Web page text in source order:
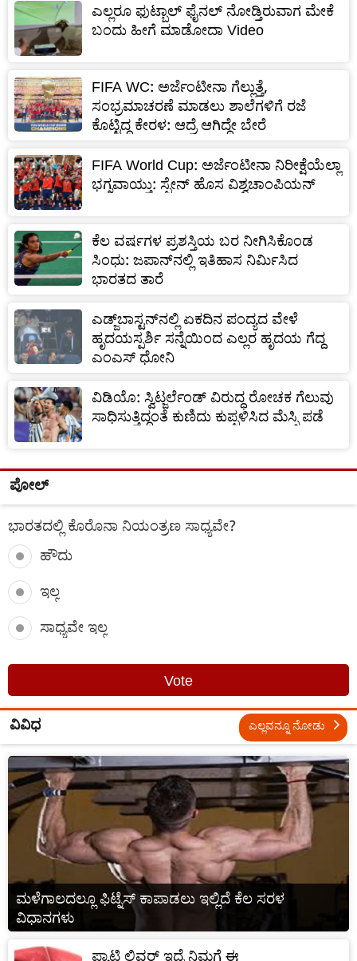
ಎಲ್ಲರೂ ಫುಟ್ಬಾಲ್ ಫೈನಲ್ ನೋಡ್ತಿರುವಾಗ ಮೇಕೆ
ಬಂದು ಹೀಗೆ ಮಾಡೋದಾ Video
FIFA WC: ಅರ್ಜೆಂಟೀನಾ ಗೆಲ್ಲುತ್ತೆ,
ಸಂಭ್ರಮಾಚರಣೆ ಮಾಡಲು ಶಾಲೆಗಳಿಗೆ ರಜೆ
ಕೊಟ್ಟಿದ್ದ ಕೇರಳ: ಆದ್ರೆ ಆಗಿದ್ದೇ ಬೇರೆ
FIFA World Cup: ಅರ್ಜೆಂಟೀನಾ ನಿರೀಕ್ಷೆಯೆಲ್ಲಾ
ಭಗ್ನವಾಯ್ತು: ಸ್ಪೇನ್ ಹೊಸ ವಿಶ್ವಚಾಂಪಿಯನ್
ಕೆಲ ವರ್ಷಗಳ ಪ್ರಶಸ್ತಿಯ ಬರ ನೀಗಿಸಿಕೊಂಡ
ಸಿಂಧು: ಜಪಾನ್‌ನಲ್ಲಿ ಇತಿಹಾಸ ನಿರ್ಮಿಸಿದ
ಭಾರತದ ತಾರೆ
ಎಡ್ಜ್‌ಬಾಸ್ಟನ್‌ನಲ್ಲಿ ಏಕದಿನ ಪಂದ್ಯದ ವೇಳೆ
ಹೃದಯಸ್ಪರ್ಶಿ ಸನ್ನೆಯಿಂದ ಎಲ್ಲರ ಹೃದಯ ಗೆದ್ದ
ಎಂಎಸ್ ಧೋನಿ
ವಿಡಿಯೊ: ಸ್ವಿಟ್ಜರ್ಲೆಂಡ್ ವಿರುದ್ಧ ರೋಚಕ ಗೆಲುವು
ಸಾಧಿಸುತ್ತಿದ್ದಂತೆ ಕುಣಿದು ಕುಪ್ಪಳಿಸಿದ ಮೆಸ್ಸಿ ಪಡೆ
ಪೋಲ್
ಭಾರತದಲ್ಲಿ ಕೊರೊನಾ ನಿಯಂತ್ರಣ ಸಾಧ್ಯವೇ?
ಹೌದು
ಇಲ್ಲ
ಸಾಧ್ಯವೇ ಇಲ್ಲ
Vote
ವಿವಿಧ ಎಲ್ಲವನ್ನೂ ನೋಡು
ಮಳೆಗಾಲದಲ್ಲೂ ಫಿಟ್ನೆಸ್ ಕಾಪಾಡಲು ಇಲ್ಲಿದೆ ಕೆಲ ಸರಳ
ವಿಧಾನಗಳು
ಫ್ಯಾಟಿ ಲಿವರ್ ಇದ್ರೆ ನಿಮಗೆ ಈ